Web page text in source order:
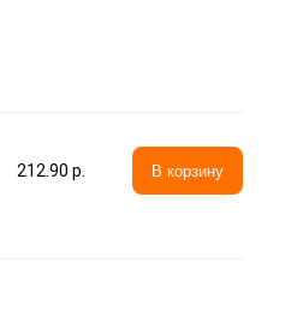
212.90 p. В корзину